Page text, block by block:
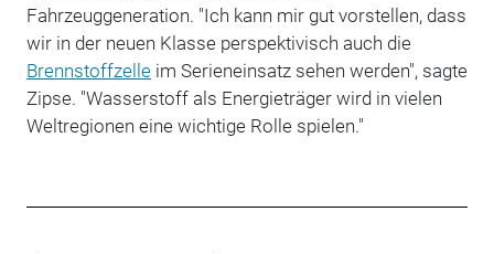
Fahrzeuggeneration. "Ich kann mir gut vorstellen, dass
wir in der neuen Klasse perspektivisch auch die
Brennstoffzelleim Serieneinsatz sehen werden", sagte
Zipse. "Wasserstoff als Energieträger wird in vielen
Weltregionen eine wichtige Rolle spielen."